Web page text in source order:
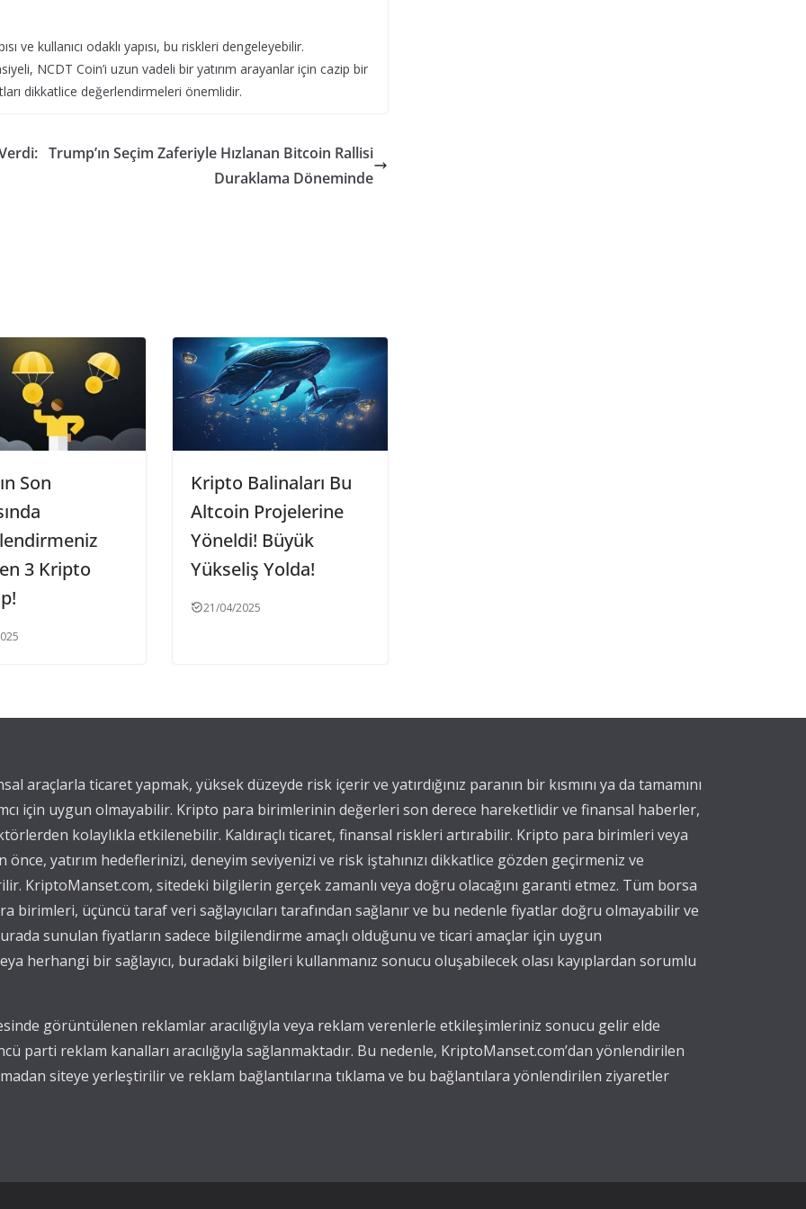
ve kullanıcı odaklı yapısı, bu riskleri dengeleyebilir.
NCDT Coin’i uzun vadeli bir yatırım arayanlar için cazip bir
dikkatlice değerlendirmeleri önemlidir.
Trump’ın Seçim Zaferiyle Hızlanan Bitcoin Rallisi
Duraklama Döneminde
Son
3 Kripto
Kripto Balinaları Bu
Altcoin Projelerine
Yöneldi! Büyük
Yükseliş Yolda!
21/04/2025
araçlarla ticaret yapmak, yüksek düzeyde risk içerir ve yatırdığınız paranın bir kısmını ya da tamamını
için uygun olmayabilir. Kripto para birimlerinin değerleri son derece hareketlidir ve finansal haberler,
kolaylıkla etkilenebilir. Kaldıraçlı ticaret, finansal riskleri artırabilir. Kripto para birimleri veya
yatırım hedeflerinizi, deneyim seviyenizi ve risk iştahınızı dikkatlice gözden geçirmeniz ve
KriptoManset.com, sitedeki bilgilerin gerçek zamanlı veya doğru olacağını garanti etmez. Tüm borsa
birimleri, üçüncü taraf veri sağlayıcıları tarafından sağlanır ve bu nedenle fiyatlar doğru olmayabilir ve
sunulan fiyatların sadece bilgilendirme amaçlı olduğunu ve ticari amaçlar için uygun
herhangi bir sağlayıcı, buradaki bilgileri kullanmanız sonucu oluşabilecek olası kayıplardan sorumlu
görüntülenen reklamlar aracılığıyla veya reklam verenlerle etkileşimleriniz sonucu gelir elde
parti reklam kanalları aracılığıyla sağlanmaktadır. Bu nedenle, KriptoManset.com’dan yönlendirilen
siteye yerleştirilir ve reklam bağlantılarına tıklama ve bu bağlantılara yönlendirilen ziyaretler